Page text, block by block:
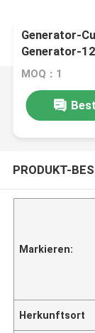
Generator-
Generator-
MOQ：1
PRODUKT-
Markieren:
Herkunftsort